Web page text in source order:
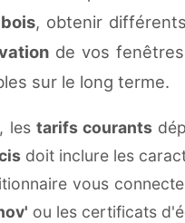
, obtenir
de vos
sur le long terme.
les tarifs courants
doit inclure les
vous
ou les certificats